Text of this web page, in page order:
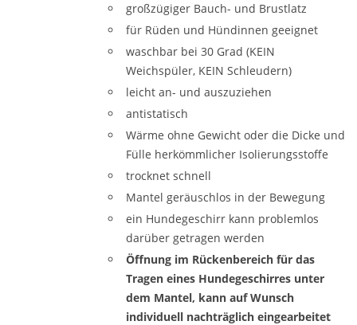
großzügiger Bauch- und Brustlatz
für Rüden und Hündinnen geeignet
waschbar bei 30 Grad (KEIN
Weichspüler, KEIN Schleudern)
leicht an- und auszuziehen
antistatisch
Wärme ohne Gewicht oder die Dicke und
Fülle herkömmlicher Isolierungsstoffe
trocknet schnell
Mantel geräuschlos in der Bewegung
ein Hundegeschirr kann problemlos
darüber getragen werden
Öffnung im Rückenbereich für das
Tragen eines Hundegeschirres unter
dem Mantel, kann auf Wunsch
individuell nachträglich eingearbeitet